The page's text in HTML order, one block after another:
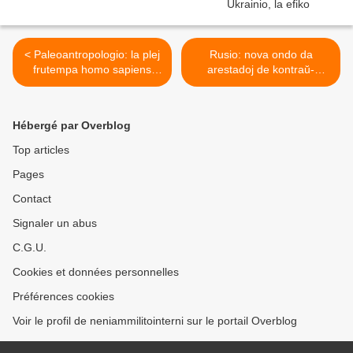
< Paleoantropologio: la plej
frutempa homo sapiens
aĝas tricent mil jarojn
Rusio: nova ondo da
arestadoj de kontraŭ-
koruptaj manifestaciantoj, el
Hébergé par Overblog
Top articles
Pages
Contact
Signaler un abus
C.G.U.
Cookies et données personnelles
Préférences cookies
Voir le profil de neniammilitointerni sur le portail Overblog